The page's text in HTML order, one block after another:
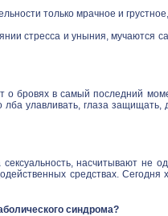
только мрачное и
стресса и уныния, мучаются
о бровях в самый последний
улавливать, глаза
насчитывают не
средствах.
синдрома?